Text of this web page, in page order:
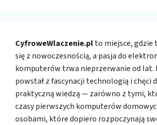
CyfroweWlaczenie.plto miejsce, gdzie
się z nowoczesnością, a pasja do
komputerów trwa nieprzerwanie od lat.
powstał z fascynacji technologią i chęci
praktyczną wiedzą — zarówno z tymi,
czasy pierwszych komputerów
osobami, które dopiero rozpoczynają